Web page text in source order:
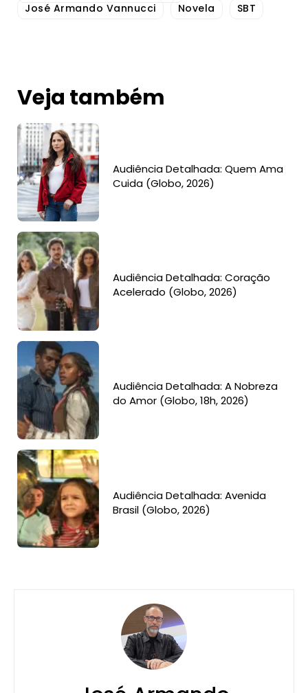
José Armando Vannucci
Novela SBT
Veja também
Audiência Detalhada: Quem Ama
Cuida (Globo, 2026)
Audiência Detalhada: Coração
Acelerado (Globo, 2026)
Audiência Detalhada: A Nobreza
do Amor (Globo, 18h, 2026)
Audiência Detalhada: Avenida
Brasil (Globo, 2026)